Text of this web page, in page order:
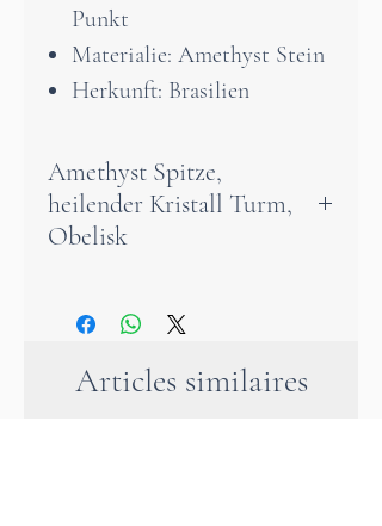
Punkt
Materialie: Amethyst Stein
Herkunft: Brasilien
Amethyst Spitze,
heilender Kristall Turm,
Obelisk
Diese natürliche Amethyst-
Spitze aus Brasilien zeichnet
sich aus durch ihre einzigartig
Articles similaires